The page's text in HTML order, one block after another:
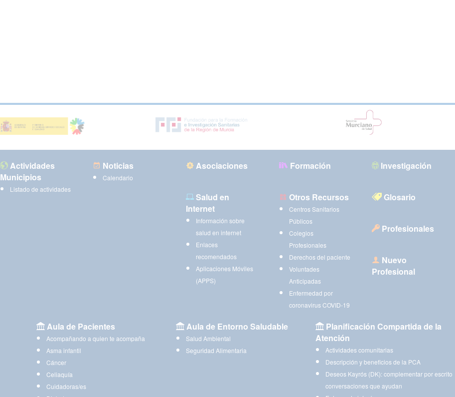
Actividades
Municipios
Listado de actividades
Noticias
Calendario
Asociaciones Formación Investigación
Salud en
Internet
Información sobre
salud en internet
Enlaces
recomendados
Aplicaciones Móviles
(APPS)
Otros Recursos
Centros Sanitarios
Públicos
Colegios
Profesionales
Derechos del paciente
Voluntades
Anticipadas
Enfermedad por
coronavirus COVID-19
Glosario
Profesionales
Nuevo
Profesional
Aula de Pacientes
Acompañando a quien te acompaña
Asma infantil
Cáncer
Celiaquía
Cuidadoras/es
Aula de Entorno Saludable
Salud Ambiental
Seguridad Alimentaria
Planificación Compartida de la
Atención
Actividades comunitarias
Descripción y beneficios de la PCA
Deseos Kayrós (DK): complementar por escrito
conversaciones que ayudan